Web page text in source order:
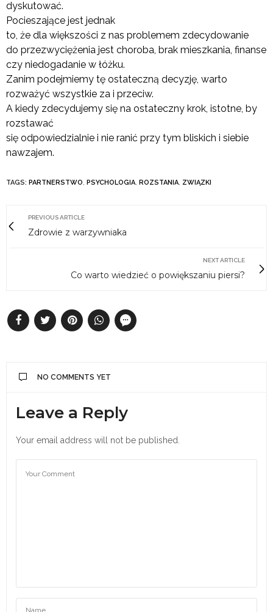
dyskutować.
Pocieszające jest jednak
to, że dla większości z nas problemem zdecydowanie
do przezwyciężenia jest choroba, brak mieszkania, finanse
czy niedogadanie w łóżku.
Zanim podejmiemy tę ostateczną decyzję, warto
rozważyć wszystkie za i przeciw.
A kiedy zdecydujemy się na ostateczny krok, istotne, by
rozstawać
się odpowiedzialnie i nie ranić przy tym bliskich i siebie
nawzajem.
TAGS: PARTNERSTWO PSYCHOLOGIA ROZSTANIA ZWIĄZKI
PREVIOUS ARTICLE
Zdrowie z warzywniaka
NEXT ARTICLE
Co warto wiedzieć o powiększaniu piersi?
NO COMMENTS YET
Leave a Reply
Your email address will not be published.